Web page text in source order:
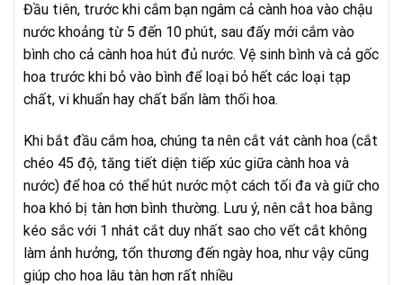
Đầu tiên, trước khi cắm bạn ngâm cả cành hoa vào chậu
nước khoảng từ 5 đến 10 phút, sau đấy mới cắm vào
bình cho cả cành hoa hút đủ nước. Vệ sinh bình và cả gốc
hoa trước khi bỏ vào bình để loại bỏ hết các loại tạp
chất, vi khuẩn hay chất bẩn làm thối hoa.
Khi bắt đầu cắm hoa, chúng ta nên cắt vát cành hoa (cắt
chéo 45 độ, tăng tiết diện tiếp xúc giữa cành hoa và
nước) để hoa có thể hút nước một cách tối đa và giữ cho
hoa khó bị tàn hơn bình thường. Lưu ý, nên cắt hoa bằng
kéo sắc với 1 nhát cắt duy nhất sao cho vết cắt không
làm ảnh hưởng, tổn thương đến ngày hoa, như vậy cũng
giúp cho hoa lâu tàn hơn rất nhiều